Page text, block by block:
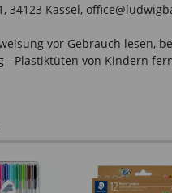
34123 Kassel,
vor Gebrauch lesen,
- Plastiktüten von Kindern